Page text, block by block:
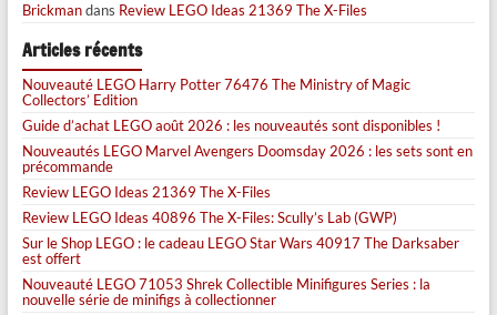
Brickmandans Review LEGO Ideas 21369 The X-Files
Articles récents
Nouveauté LEGO Harry Potter 76476 The Ministry of Magic
Collectors’ Edition
Guide d’achat LEGO août 2026 : les nouveautés sont disponibles !
Nouveautés LEGO Marvel Avengers Doomsday 2026 : les sets sont en
précommande
Review LEGO Ideas 21369 The X-Files
Review LEGO Ideas 40896 The X-Files: Scully’s Lab (GWP)
Sur le Shop LEGO : le cadeau LEGO Star Wars 40917 The Darksaber
est offert
Nouveauté LEGO 71053 Shrek Collectible Minifigures Series : la
nouvelle série de minifigs à collectionner